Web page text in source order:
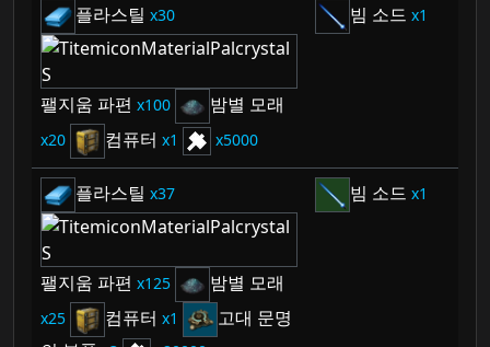
플라스틸 30
팰지움 파편 100 밤별 모래
20 컴퓨터 1 5000
빔 소드 1
플라스틸 37
팰지움 파편 125 밤별 모래
25 컴퓨터 1
고대 문명
빔 소드 1